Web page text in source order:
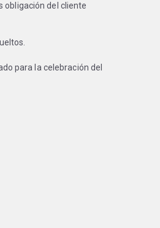
obligación del cliente
para la celebración del